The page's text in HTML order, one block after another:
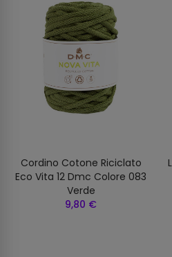
Cordino Cotone Riciclato
Eco Vita 12 Dmc Colore 083
Verde
9,80 €